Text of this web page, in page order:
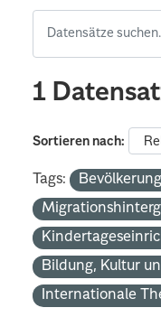
1
Sortieren nach
Tags:
Bildung, Kultur
Internationale